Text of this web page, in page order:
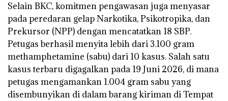
‎Selain BKC, komitmen pengawasan juga menyasar
pada peredaran gelap Narkotika, Psikotropika, dan
Prekursor (NPP) dengan mencatatkan 18 SBP.
Petugas berhasil menyita lebih dari 3.100 gram
methamphetamine (sabu) dari 10 kasus. Salah satu
kasus terbaru digagalkan pada 19 Juni 2026, di mana
petugas mengamankan 1.004 gram sabu yang
disembunyikan di dalam barang kiriman di Tempat